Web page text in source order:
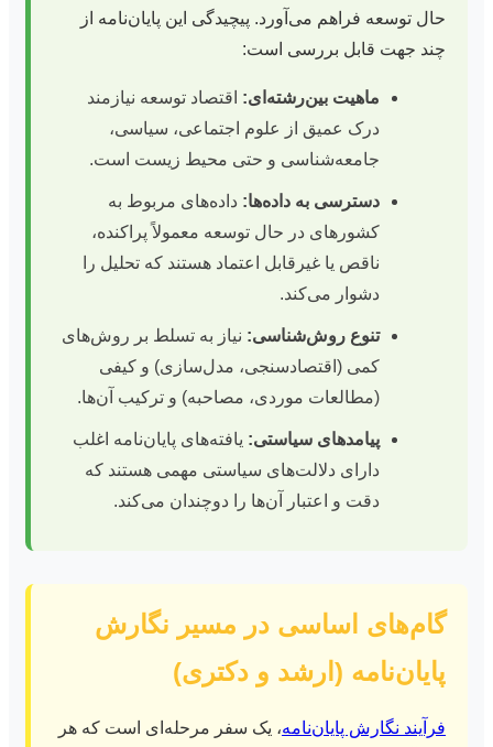
حال توسعه فراهم می‌آورد. پیچیدگی این پایان‌نامه از
چند جهت قابل بررسی است:
ماهیت بین‌رشته‌ای: اقتصاد توسعه نیازمند
درک عمیق از علوم اجتماعی، سیاسی،
جامعه‌شناسی و حتی محیط زیست است.
دسترسی به داده‌ها: داده‌های مربوط به
کشورهای در حال توسعه معمولاً پراکنده،
ناقص یا غیرقابل اعتماد هستند که تحلیل را
دشوار می‌کند.
تنوع روش‌شناسی: نیاز به تسلط بر روش‌های
کمی (اقتصادسنجی، مدل‌سازی) و کیفی
(مطالعات موردی، مصاحبه) و ترکیب آن‌ها.
پیامدهای سیاستی: یافته‌های پایان‌نامه اغلب
دارای دلالت‌های سیاستی مهمی هستند که
دقت و اعتبار آن‌ها را دوچندان می‌کند.
گام‌های اساسی در مسیر نگارش
پایان‌نامه (ارشد و دکتری)
فرآیند نگارش پایان‌نامه، یک سفر مرحله‌ای است که هر